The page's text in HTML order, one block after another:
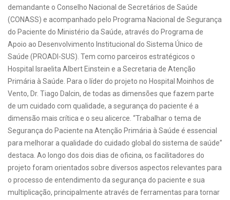
demandante o Conselho Nacional de Secretários de Saúde
(CONASS) e acompanhado pelo Programa Nacional de Segurança
do Paciente do Ministério da Saúde, através do Programa de
Apoio ao Desenvolvimento Institucional do Sistema Único de
Saúde (PROADI-SUS). Tem como parceiros estratégicos o
Hospital Israelita Albert Einstein e a Secretaria de Atenção
Primária à Saúde. Para o líder do projeto no Hospital Moinhos de
Vento, Dr. Tiago Dalcin, de todas as dimensões que fazem parte
de um cuidado com qualidade, a segurança do paciente é a
dimensão mais crítica e o seu alicerce. “Trabalhar o tema de
Segurança do Paciente na Atenção Primária à Saúde é essencial
para melhorar a qualidade do cuidado global do sistema de saúde”
destaca. Ao longo dos dois dias de oficina, os facilitadores do
projeto foram orientados sobre diversos aspectos relevantes para
o processo de entendimento da segurança do paciente e sua
multiplicação, principalmente através de ferramentas para tornar